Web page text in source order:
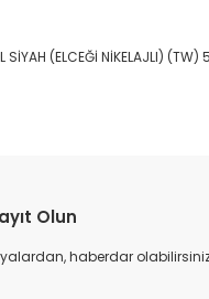
(ELCEĞİ NİKELAJLI) (TW)
Olun
haberdar